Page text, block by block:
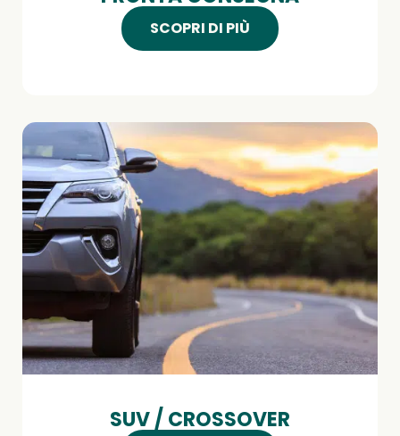
SCOPRI DI PIÙ
SUV / CROSSOVER